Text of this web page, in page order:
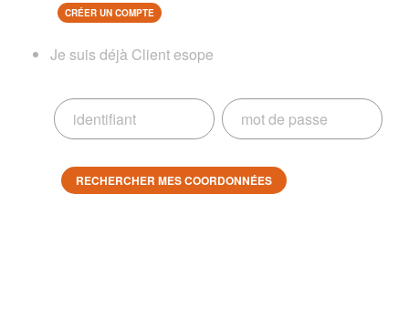
CRÉER UN COMPTE
Je suis déjà Client esope
RECHERCHER MES COORDONNÉES